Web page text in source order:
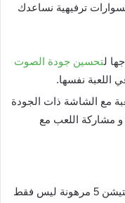
ترفيهية نساعدك
لتحسين جودة الصوت
اللعبة نفسها.
مع الشاشة ذات الجودة
و مشاركة اللعب مع
في الختام، تظل تجربة اللعب على بلاي ستيشن 5 مرهونة ليس فقط